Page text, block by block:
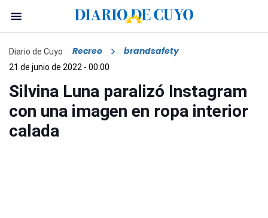
Diario de Cuyo Recreo brandsafety
21 de junio de 2022 - 00:00
Silvina Luna paralizó Instagram
con una imagen en ropa interior
calada